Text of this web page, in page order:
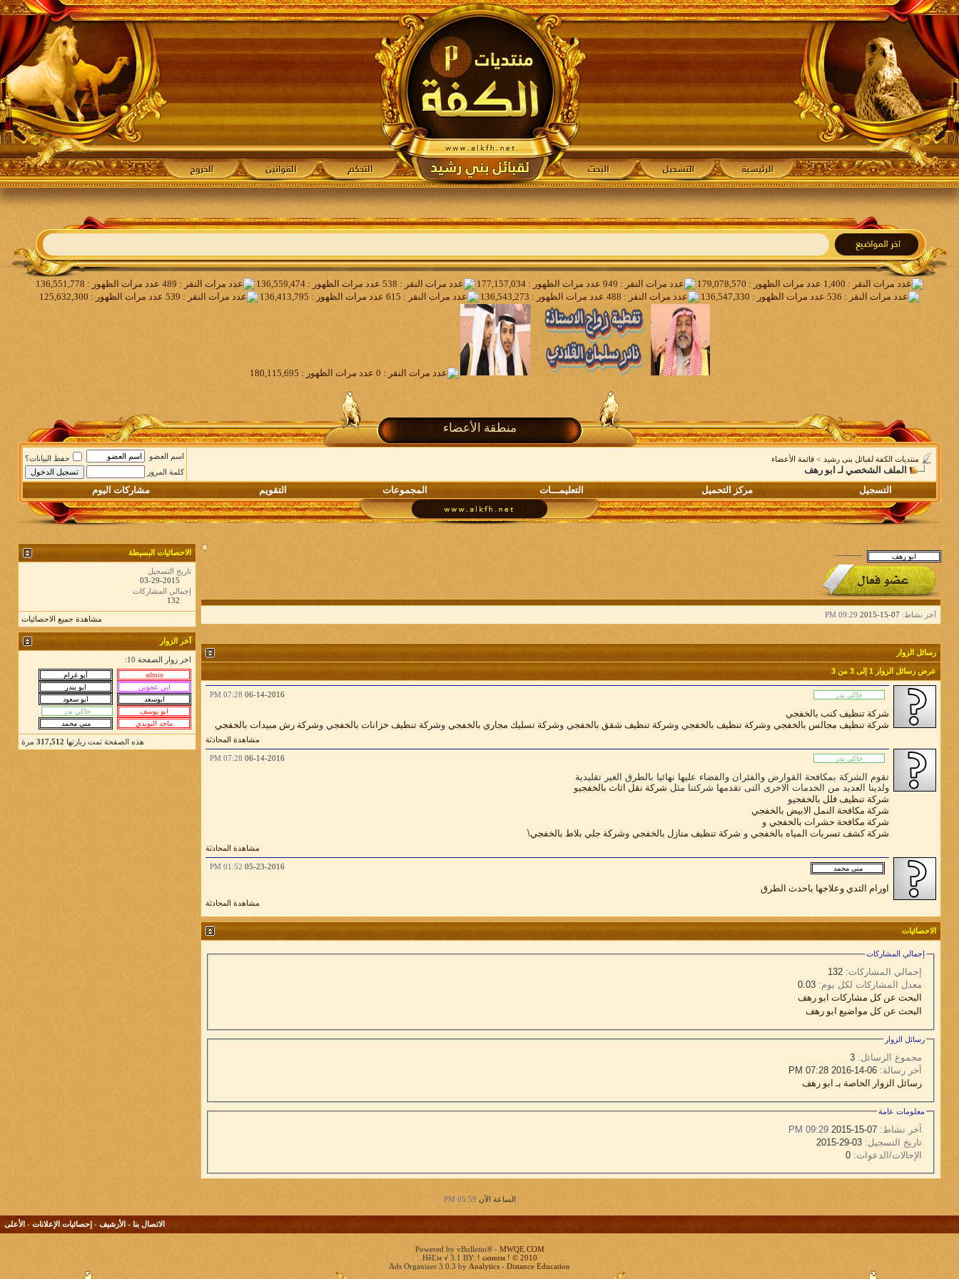
منطقة الأعضاء
منتديات الكفة لقبائل بنى رشيد > قائمة الأعضاء
الملف الشخصي لـ ابو رهف
اسم العضو
حفظ البيانات؟
كلمة المرور
التسجيل مركز التحميل التعليمـــات المجموعات التقويم مشاركات اليوم
آخر نشاط: 09:29 PM
رسائل الزوار
عرض رسائل الزوار 1 إلى 3 من 3
06-14-2016
07:28 PM
شركة تنظيف كنب بالخفجي
شركة تنظيف مجالس بالخفجي وشركة تنظيف بالخفجي وشركة تنظيف شقق بالخفجي وشركة تسليك مجاري بالخفجي وشركة تنظيف خزانات بالخفجي وشركة رش مبيدات بالخفجي
مشاهدة المحادثة
06-14-2016
07:28 PM
تقوم الشركة بمكافحة القوارض والفئران والفضاء عليها نهائيا بالطرق الغير تقليدية
ولدينا العديد من الخدمات الاخرى التى تقدمها شركتنا مثل شركة نقل اثاث بالخفجيو
شركة تنظيف فلل بالخفجيو
شركة مكافحة النمل الابيض بالخفجي
شركة مكافحة حشرات بالخفجي و
شركة كشف تسربات المياه بالخفجي و شركة تنظيف منازل بالخفجي وشركة جلي بلاط بالخفجي\
مشاهدة المحادثة
05-23-2016
01:52 PM
اورام الثدي وعلاجها باحدث الطرق
مشاهدة المحادثة
الاحصائيات
إجمالي المشاركات
إجمالي المشاركات:
معدل المشاركات لكل يوم:
البحث عن كل مشاركات ابو رهف
البحث عن كل مواضيع ابو رهف
رسائل الزوار
مجموع الرسائل:
آخر رسالة:
رسائل الزوار الخاصة بـ ابو رهف
معلومات عامة
آخر نشاط:
09:29 PM
تاريخ التسجيل:
الإحالات/الدعوات:
الاحصائيات البسيطة
تاريخ التسجيل
03-29-2015
إجمالي المشاركات
132
مشاهدة جميع الاحصائيات
آخر الزوار
اخر زوار الصفحة 10:
هذه الصفحة تمت زيارتها 317,512 مرة
الساعة الآن 05:59 PM
الاتصال بنا - الأرشيف - إحصائيات الإعلانات - الأعلى
Powered by vBulletin® - MWQE.COM
HêĽм √ 3.1 BY: ! ωαнαм ! © 2010
Ads Organizer 3.0.3 by Analytics - Distance Education